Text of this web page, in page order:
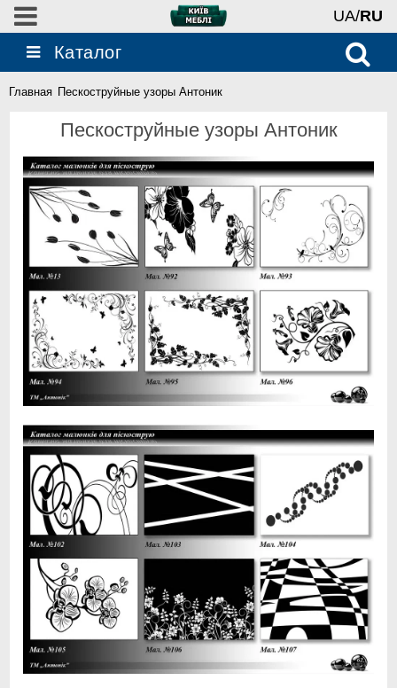
UA/RU
Каталог
Главная Пескоструйные узоры Антоник
Пескоструйные узоры Антоник